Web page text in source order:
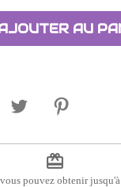
AU
redeem
pouvez obtenir jusqu'à